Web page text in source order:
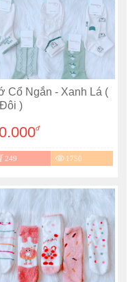
Cổ Ngắn - Xanh Lá (
)
đ
249 1750